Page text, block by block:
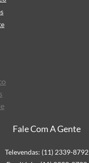
Preço da Fita Gomada
Fale Com A Gente
Televendas: (11) 2339-8792